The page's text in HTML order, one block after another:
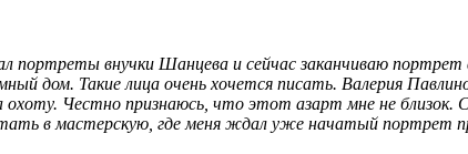
портреты внучки Шанцева и сейчас заканчиваю портрет
дом. Такие лица очень хочется писать. Валерия
охоту. Честно признаюсь, что этот азарт мне не близок.
в мастерскую, где меня ждал уже начатый портрет